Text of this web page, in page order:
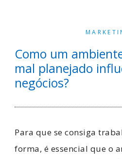
Como um
mal planejado
negócios?
Para que se consiga
forma, é essencial que o